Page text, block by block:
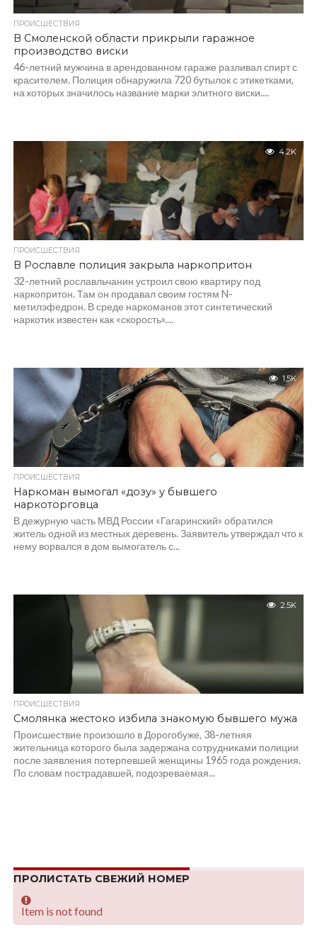
ПРОИСШЕСТВИЯ
В Смоленской области прикрыли гаражное
производство виски
46-летний мужчина в арендованном гараже разливал спирт с
красителем. Полиция обнаружила 720 бутылок с этикетками,
на которых значилось название марки элитного виски....
4.2K
ПРОИСШЕСТВИЯ
В Рославле полиция закрыла наркопритон
32-летний рославльчанин устроил свою квартиру под
наркопритон. Там он продавал своим гостям N-
метилэфедрон. В среде наркоманов этот синтетический
наркотик известен как «скорость»....
1.5K
ПРОИСШЕСТВИЯ
Наркоман вымогал «дозу» у бывшего
наркоторговца
В дежурную часть МВД России «Гагаринский» обратился
житель одной из местных деревень. Заявитель утверждал что к
нему ворвался в дом вымогатель с...
2.5K
ПРОИСШЕСТВИЯ
Смолянка жестоко избила знакомую бывшего мужа
Происшествие произошло в Дорогобуже, 38-летняя
жительница которого была задержана сотрудниками полиции
после заявления потерпевшей женщины 1965 года рождения.
По словам пострадавшей, подозреваемая...
ПРОЛИСТАТЬ СВЕЖИЙ НОМЕР
Item is not found